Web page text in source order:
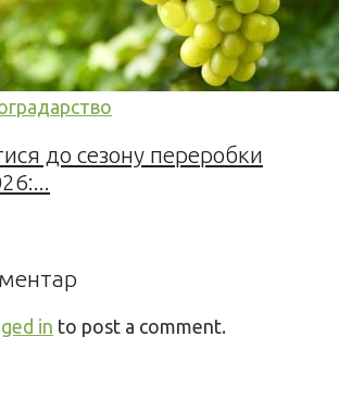
до сезону переробки
in to post a comment.